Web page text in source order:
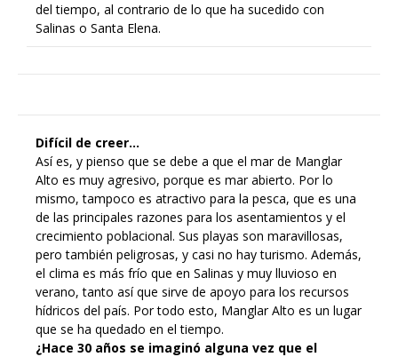
del tiempo, al contrario de lo que ha sucedido con
Salinas o Santa Elena.
Difícil de creer…
Así es, y pienso que se debe a que el mar de Manglar
Alto es muy agresivo, porque es mar abierto. Por lo
mismo, tampoco es atractivo para la pesca, que es una
de las principales razones para los asentamientos y el
crecimiento poblacional. Sus playas son maravillosas,
pero también peligrosas, y casi no hay turismo. Además,
el clima es más frío que en Salinas y muy lluvioso en
verano, tanto así que sirve de apoyo para los recursos
hídricos del país. Por todo esto, Manglar Alto es un lugar
que se ha quedado en el tiempo.
¿Hace 30 años se imaginó alguna vez que el